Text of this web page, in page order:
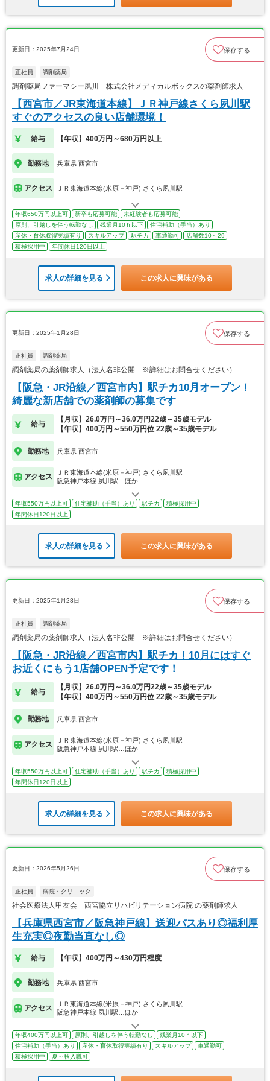
更新日：2025年7月24日 保存する
正社員 調剤薬局
調剤薬局ファーマシー夙川 株式会社メディカルボックスの薬剤師求人
【西宮市／JR東海道本線】ＪＲ神戸線さくら夙川駅
すぐのアクセスの良い店舗環境！
給与 【年収】400万円～680万円以上
勤務地 兵庫県 西宮市
アクセス ＪＲ東海道本線(米原－神戸) さくら夙川駅
年収650万円以上可 新卒も応募可能
未経験者も応募可能
原則、引越しを伴う転勤なし
残業月10ｈ以下
住宅補助（手当）あり
産休・育休取得実績有り
スキルアップ 駅チカ 車通勤可
店舗数10～29
積極採用中
年間休日120日以上
求人の詳細を見る この求人に興味がある
更新日：2025年1月28日 保存する
正社員 調剤薬局
調剤薬局の薬剤師求人（法人名非公開 ※詳細はお問合せください）
【阪急・JR沿線／西宮市内】駅チカ10月オープン！
綺麗な新店舗での薬剤師の募集です
給与
【月収】26.0万円～36.0万円22歳～35歳モデル
【年収】400万円～550万円位 22歳～35歳モデル
勤務地 兵庫県 西宮市
アクセス
ＪＲ東海道本線(米原－神戸) さくら夙川駅
阪急神戸本線 夙川駅…ほか
年収550万円以上可 住宅補助（手当）あり 駅チカ
積極採用中
年間休日120日以上
求人の詳細を見る この求人に興味がある
更新日：2025年1月28日 保存する
正社員 調剤薬局
調剤薬局の薬剤師求人（法人名非公開 ※詳細はお問合せください）
【阪急・JR沿線／西宮市内】駅チカ！10月にはすぐ
お近くにもう1店舗OPEN予定です！
給与
【月収】26.0万円～36.0万円22歳～35歳モデル
【年収】400万円～550万円位 22歳～35歳モデル
勤務地 兵庫県 西宮市
アクセス
ＪＲ東海道本線(米原－神戸) さくら夙川駅
阪急神戸本線 夙川駅…ほか
年収550万円以上可 住宅補助（手当）あり 駅チカ
積極採用中
年間休日120日以上
求人の詳細を見る この求人に興味がある
更新日：2026年5月26日 保存する
正社員 病院・クリニック
社会医療法人甲友会 西宮協立リハビリテーション病院 の薬剤師求人
【兵庫県西宮市／阪急神戸線】送迎バスあり◎福利厚
生充実◎夜勤当直なし◎
給与 【年収】400万円～430万円程度
勤務地 兵庫県 西宮市
アクセス
ＪＲ東海道本線(米原－神戸) さくら夙川駅
阪急神戸本線 夙川駅…ほか
年収400万円以上可 原則、引越しを伴う転勤なし
残業月10ｈ以下
住宅補助（手当）あり
産休・育休取得実績有り スキルアップ
車通勤可
積極採用中
夏～秋入職可